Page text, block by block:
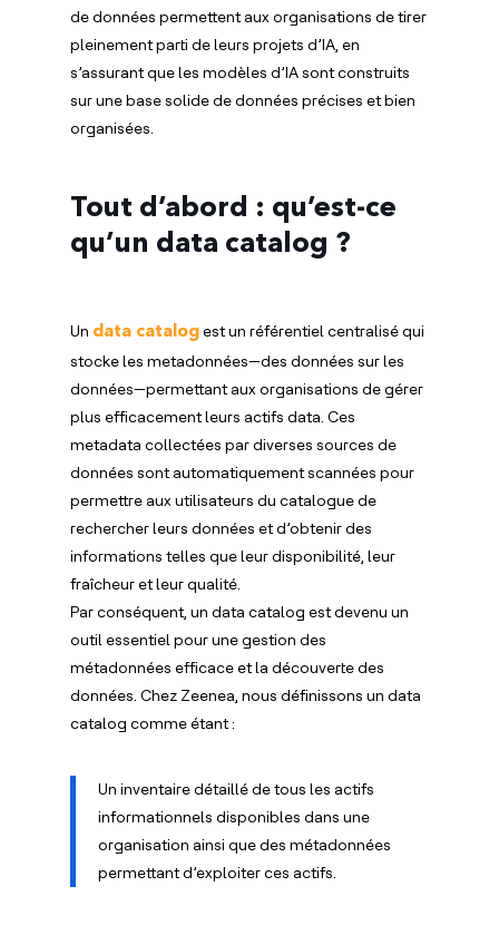
de données permettent aux organisations de tirer
pleinement parti de leurs projets d’IA, en
s’assurant que les modèles d’IA sont construits
sur une base solide de données précises et bien
organisées.
Tout d’abord : qu’est-ce
qu’un data catalog ?
Un data catalogest un référentiel centralisé qui
stocke les metadonnées—des données sur les
données—permettant aux organisations de gérer
plus efficacement leurs actifs data. Ces
metadata collectées par diverses sources de
données sont automatiquement scannées pour
permettre aux utilisateurs du catalogue de
rechercher leurs données et d’obtenir des
informations telles que leur disponibilité, leur
fraîcheur et leur qualité.
Par conséquent, un data catalog est devenu un
outil essentiel pour une gestion des
métadonnées efficace et la découverte des
données. Chez Zeenea, nous définissons un data
catalog comme étant :
Un inventaire détaillé de tous les actifs
informationnels disponibles dans une
organisation ainsi que des métadonnées
permettant d’exploiter ces actifs.